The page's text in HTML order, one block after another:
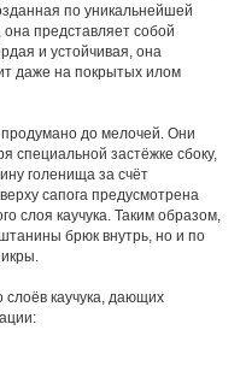
по уникальнейшей
она представляет собой
и устойчивая, она
даже на покрытых илом
продумано до мелочей. Они
специальной застёжке сбоку,
голенища за счёт
сапога предусмотрена
слоя каучука. Таким образом,
брюк внутрь, но и по
слоёв каучука, дающих